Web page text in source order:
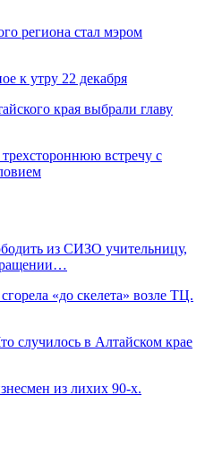
региона стал мэром
к утру 22 декабря
края выбрали главу
трехстороннюю встречу с
из СИЗО учительницу,
«до скелета» возле ТЦ.
случилось в Алтайском крае
из лихих 90-х.